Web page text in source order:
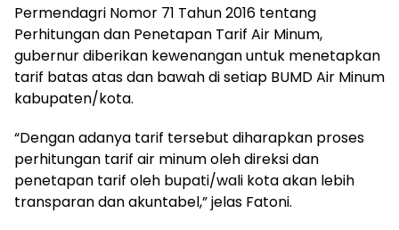
Permendagri Nomor 71 Tahun 2016 tentang
Perhitungan dan Penetapan Tarif Air Minum,
gubernur diberikan kewenangan untuk menetapkan
tarif batas atas dan bawah di setiap BUMD Air Minum
kabupaten/kota.
“Dengan adanya tarif tersebut diharapkan proses
perhitungan tarif air minum oleh direksi dan
penetapan tarif oleh bupati/wali kota akan lebih
transparan dan akuntabel,” jelas Fatoni.